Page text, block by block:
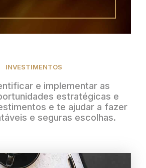
INVESTIMENTOS
e implementar as
estratégicas e
e te ajudar a fazer
e seguras escolhas.